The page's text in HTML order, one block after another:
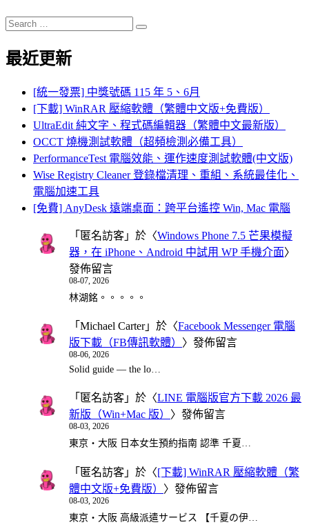
Search
for:
Search
最近更新
[統一發票] 中獎號碼 115 年 5、6月
[下載] WinRAR 壓縮軟體（繁體中文版+免費版）
UltraEdit 純文字、程式碼編輯器（繁體中文最新版）
OCCT 燒機測試軟體（超頻檢測必備工具）
PerformanceTest 電腦效能、運作速度測試軟體(中文版)
Wise Registry Cleaner 登錄檔清理、重組、系統最佳化、
電腦加速工具
[免費] AnyDesk 遠端桌面：跨平台遙控 Win, Mac 電腦
「 匿名訪客 」於〈Windows Phone 7.5 芒果模擬
器，在 iPhone、Android 中試用 WP 手機介面〉
發佈留言
08-07, 2026
林湖銘。。。。。
「 Michael Carter」於〈Facebook Messenger 電腦
版下載（FB傳訊軟體）
〉發佈留言
08-06, 2026
Solid guide — the lo…
「 匿名訪客 」於〈LINE 電腦版官方下載 2026 最
新版（Win+Mac 版） 〉發佈留言
08-03, 2026
東京・大阪 日本女生預約指南 認準 千夏…
「 匿名訪客 」於〈[下載] WinRAR 壓縮軟體（繁
體中文版+免費版） 〉發佈留言
08-03, 2026
東京・大阪 高級派遣サービス 【千夏の伊…